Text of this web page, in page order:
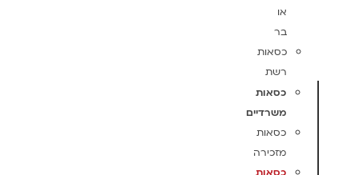
או
בר
כסאות
רשת
כסאות
משרדיים
כסאות
מזכירה